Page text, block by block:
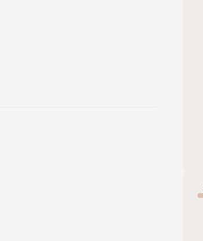
四個朝代，共一百七十年。分裂
的南朝宮廷女性，以及眼高於頂